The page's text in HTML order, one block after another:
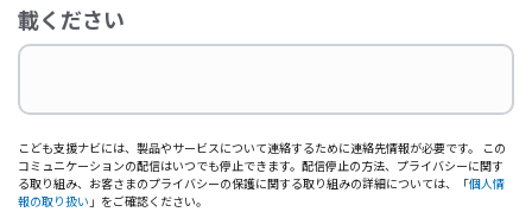
載ください
こども支援ナビには、製品やサービスについて連絡するために連絡先情報が必要です。 この
コミュニケーションの配信はいつでも停止できます。配信停止の方法、プライバシーに関す
る取り組み、お客さまのプライバシーの保護に関する取り組みの詳細については、「個人情
報の取り扱い 」をご確認ください。